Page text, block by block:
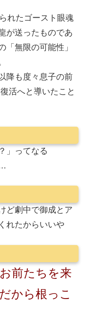
れたゴースト眼魂
が送ったものであ
「無限の可能性」
降も度々息子の前
活へと導いたこと
」ってなる
ど劇中で御成とア
れたからいいや
前たちを来
から根っこ